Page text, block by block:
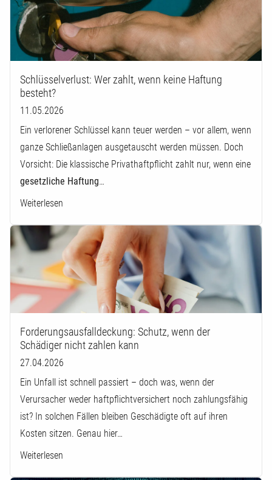
Schlüsselverlust: Wer zahlt, wenn keine Haftung
besteht?
11.05.2026
Ein verlorener Schlüssel kann teuer werden – vor allem, wenn
ganze Schließanlagen ausgetauscht werden müssen. Doch
Vorsicht: Die klassische Privathaftpflicht zahlt nur, wenn eine
gesetzliche Haftung…
Weiterlesen
Forderungsausfalldeckung: Schutz, wenn der
Schädiger nicht zahlen kann
27.04.2026
Ein Unfall ist schnell passiert – doch was, wenn der
Verursacher weder haftpflichtversichert noch zahlungsfähig
ist? In solchen Fällen bleiben Geschädigte oft auf ihren
Kosten sitzen. Genau hier…
Weiterlesen